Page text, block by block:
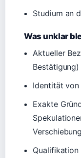
Studium an
Was unklar
Aktueller
Bestätigung)
Identität von
Exakte